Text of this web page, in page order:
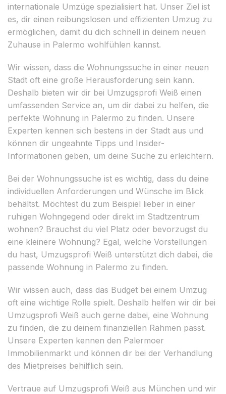
internationale Umzüge spezialisiert hat. Unser Ziel ist
es, dir einen reibungslosen und effizienten Umzug zu
ermöglichen, damit du dich schnell in deinem neuen
Zuhause in Palermo wohlfühlen kannst.
Wir wissen, dass die Wohnungssuche in einer neuen
Stadt oft eine große Herausforderung sein kann.
Deshalb bieten wir dir bei Umzugsprofi Weiß einen
umfassenden Service an, um dir dabei zu helfen, die
perfekte Wohnung in Palermo zu finden. Unsere
Experten kennen sich bestens in der Stadt aus und
können dir ungeahnte Tipps und Insider-
Informationen geben, um deine Suche zu erleichtern.
Bei der Wohnungssuche ist es wichtig, dass du deine
individuellen Anforderungen und Wünsche im Blick
behältst. Möchtest du zum Beispiel lieber in einer
ruhigen Wohngegend oder direkt im Stadtzentrum
wohnen? Brauchst du viel Platz oder bevorzugst du
eine kleinere Wohnung? Egal, welche Vorstellungen
du hast, Umzugsprofi Weiß unterstützt dich dabei, die
passende Wohnung in Palermo zu finden.
Wir wissen auch, dass das Budget bei einem Umzug
oft eine wichtige Rolle spielt. Deshalb helfen wir dir bei
Umzugsprofi Weiß auch gerne dabei, eine Wohnung
zu finden, die zu deinem finanziellen Rahmen passt.
Unsere Experten kennen den Palermoer
Immobilienmarkt und können dir bei der Verhandlung
des Mietpreises behilflich sein.
Vertraue auf Umzugsprofi Weiß aus München und wir